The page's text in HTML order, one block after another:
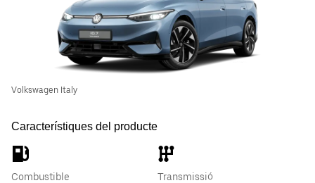
Volkswagen Italy
Característiques del producte
Combustible
Transmissió